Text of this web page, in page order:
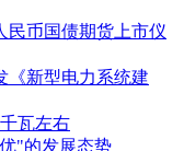
民币国债期货上市仪
《新型电力系统建
瓦左右
"的发展态势